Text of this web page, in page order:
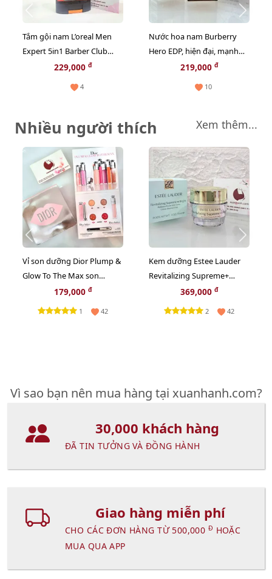
Tắm gội nam L’oreal Men
Expert 5in1 Barber Club
nồng ấm, hiện đại (màu
229,000 đ
4
Nước hoa nam Burberry
Hero EDP, hiện đại, mạnh
mẽ và sang trọng - 5ml
219,000 đ
10
Nhiều người thích Xem thêm...
Vỉ son dưỡng Dior Plump &
Glow To The Max son
dưỡng ẩm tăng sắc cho
môi 2in1
179,000 đ
1 42
Kem dưỡng Estee Lauder
Revitalizing Supreme+
Bright trắng sáng da toàn
diện, 15ml
369,000 đ
2 42
Vì sao bạn nên mua hàng tại xuanhanh.com?
30,000 khách hàng
ĐÃ TIN TƯỞNG VÀ ĐỒNG HÀNH
Giao hàng miễn phí
CHO CÁC ĐƠN HÀNG TỪ 500,000 Đ HOẶC
MUA QUA APP